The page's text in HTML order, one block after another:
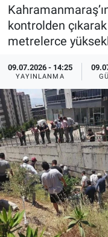
kontrolden
metrelerce
09.07.2026 - 14:25
YAYINLANMA
Spor
Sağlık
TEKNOLOJİ
Dünya
İlçeler
MAGAZİN
Tüm Manşetler
Haber Arşivi